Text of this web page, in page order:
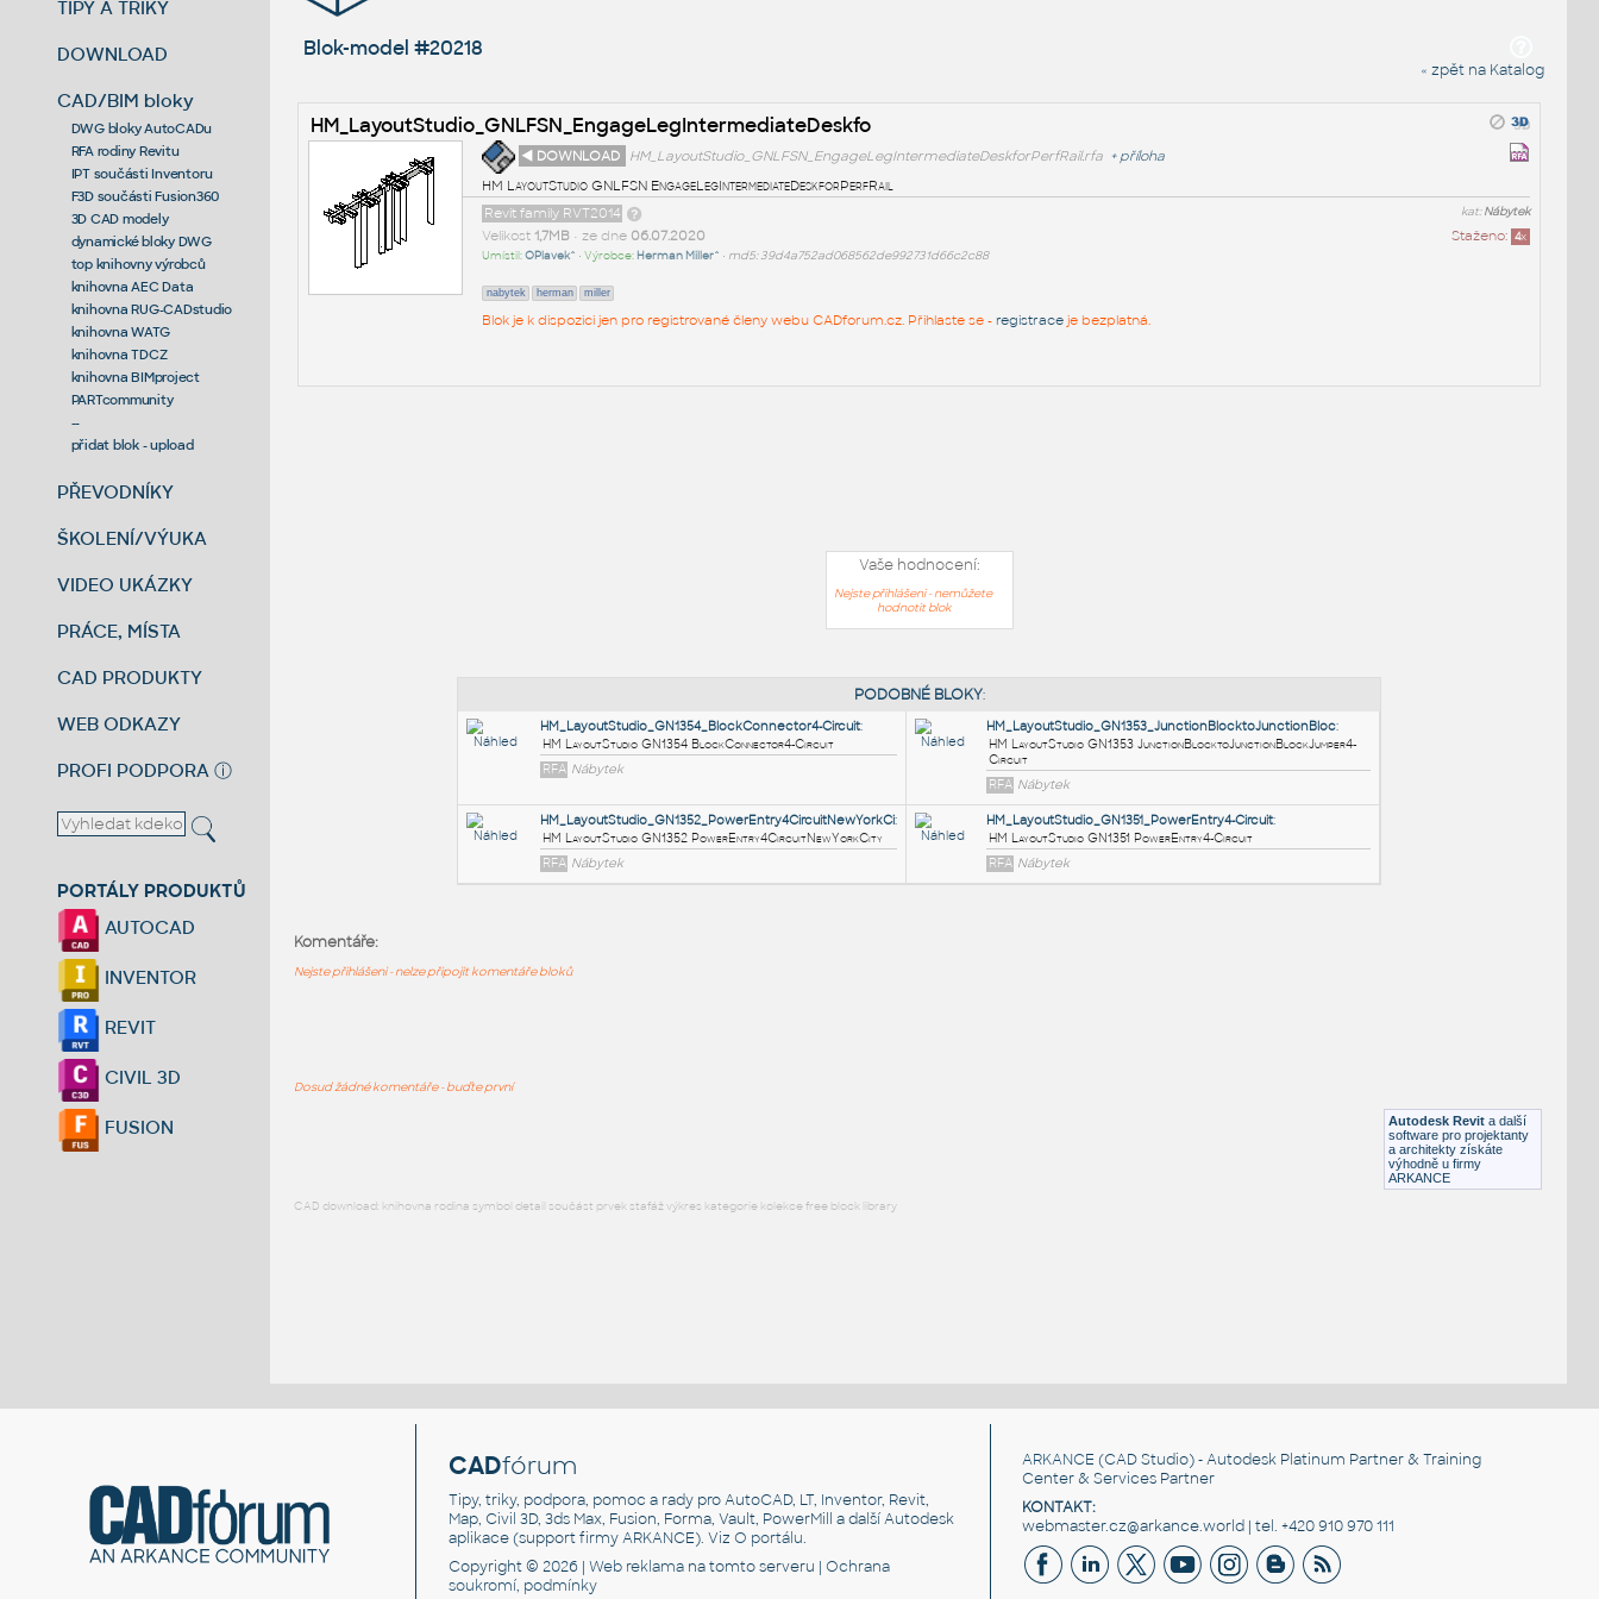
TIPY A TRIKY
DOWNLOAD
CAD/BIM bloky
DWG bloky AutoCADu
RFA rodiny Revitu
IPT součásti Inventoru
F3D součásti Fusion360
3D CAD modely
dynamické bloky DWG
top knihovny výrobců
knihovna AEC Data
knihovna RUG-CADstudio
knihovna WATG
knihovna TDCZ
knihovna BIMproject
PARTcommunity
--
přidat blok - upload
PŘEVODNÍKY
ŠKOLENÍ/VÝUKA
VIDEO UKÁZKY
PRÁCE, MÍSTA
CAD PRODUKTY
WEB ODKAZY
PROFI PODPORA ⓘ
PORTÁLY PRODUKTŮ
AUTOCAD
INVENTOR
REVIT
CIVIL 3D
FUSION
Blok-model #20218
« zpět na Katalog
HM_LayoutStudio_GNLFSN_EngageLegIntermediateDeskfo
◄ DOWNLOAD HM_LayoutStudio_GNLFSN_EngageLegIntermediateDeskforPerfRail.rfa + příloha
HM LayoutStudio GNLFSN EngageLegIntermediateDeskforPerfRail
kat:Nábytek
Revit family RVT2014
Staženo: 4x
Velikost 1,7MB• ze dne 06.07.2020
Umístil:OPlavek^ • Výrobce: Herman Miller^ • md5: 39d4a752ad068562de992731d66c2c88
nabytek herman miller
Blok je k dispozici jen pro registrované členy webu CADforum.cz. Přihlaste se - registraceje bezplatná.
Vaše hodnocení:
Nejste přihlášeni - nemůžete
hodnotit blok
Autodesk Revit a další
software pro projektanty
a architekty získáte
výhodně u firmy
ARKANCE
Komentáře:
Nejste přihlášeni - nelze připojit komentáře bloků
Dosud žádné komentáře - buďte první
CAD download: knihovna rodina symbol detail součást prvek stafáž výkres kategorie kolekce free block library
CADfórum
Tipy, triky, podpora, pomoc a rady pro AutoCAD, LT, Inventor, Revit,
Map, Civil 3D, 3ds Max, Fusion, Forma, Vault, PowerMill a další Autodesk
aplikace (support firmy ARKANCE). VizO portálu.
Copyright © 2026 |Web reklama na tomto serveru |Ochrana
soukromí, podmínky
ARKANCE (CAD Studio) - Autodesk Platinum Partner & Training
Center & Services Partner
KONTAKT:
webmaster.cz@arkance.world | tel. +420 910 970 111